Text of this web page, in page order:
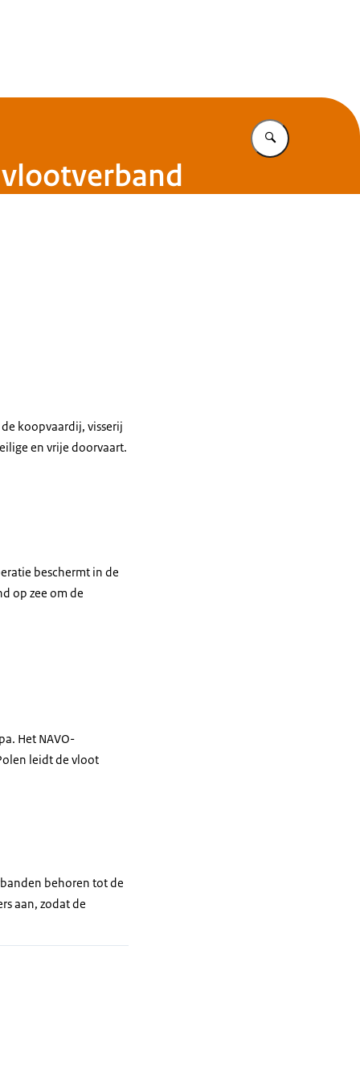
Vul in wat u
koopvaardij, visserij
en vrije doorvaart.
beschermt in de
op zee om de
Het NAVO-
leidt de vloot
behoren tot de
aan, zodat de